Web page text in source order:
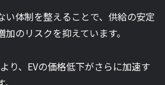
い体制を整えることで、供給の安定
のリスクを抑えています。
り、EVの価格低下がさらに加速す